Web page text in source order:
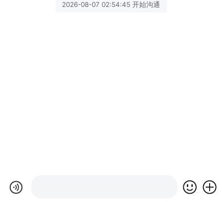
2026-08-07 02:54:45 开始沟通